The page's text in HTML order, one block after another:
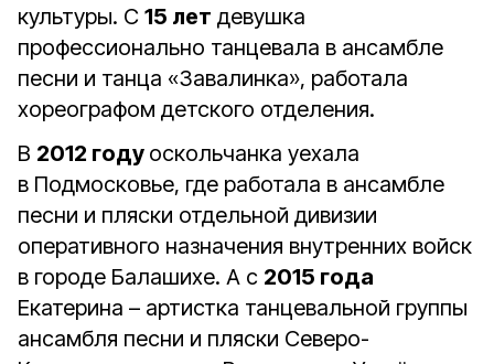
культуры. С 15 лет девушка
профессионально танцевала в ансамбле
песни и танца «Завалинка», работала
хореографом детского отделения.
В 2012 году оскольчанка уехала
в Подмосковье, где работала в ансамбле
песни и пляски отдельной дивизии
оперативного назначения внутренних войск
в городе Балашихе. А с 2015 года
Екатерина – артистка танцевальной группы
ансамбля песни и пляски Северо-